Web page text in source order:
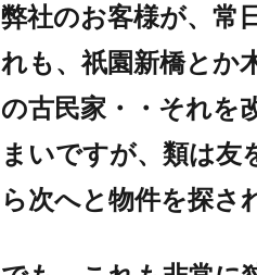
弊社のお客様が、
れも、祇園新橋とか
の古民家・・それを
まいですが、類は友
ら次へと物件を探さ